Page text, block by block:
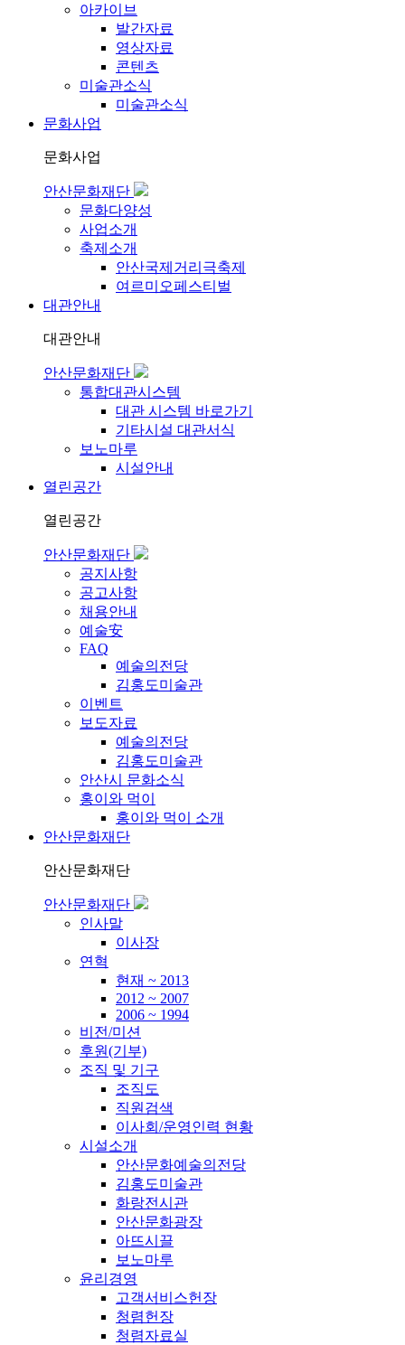
아카이브
발간자료
영상자료
콘텐츠
미술관소식
미술관소식
문화사업
문화사업
안산문화재단
문화다양성
사업소개
축제소개
안산국제거리극축제
여르미오페스티벌
대관안내
대관안내
안산문화재단
통합대관시스템
대관 시스템 바로가기
기타시설 대관서식
보노마루
시설안내
열린공간
열린공간
안산문화재단
공지사항
공고사항
채용안내
예술安
FAQ
예술의전당
김홍도미술관
이벤트
보도자료
예술의전당
김홍도미술관
안산시 문화소식
홍이와 먹이
홍이와 먹이 소개
안산문화재단
안산문화재단
안산문화재단
인사말
이사장
연혁
현재 ~ 2013
2012 ~ 2007
2006 ~ 1994
비전/미션
후원(기부)
조직 및 기구
조직도
직원검색
이사회/운영인력 현황
시설소개
안산문화예술의전당
김홍도미술관
화랑전시관
안산문화광장
아뜨시끌
보노마루
윤리경영
고객서비스헌장
청렴헌장
청렴자료실